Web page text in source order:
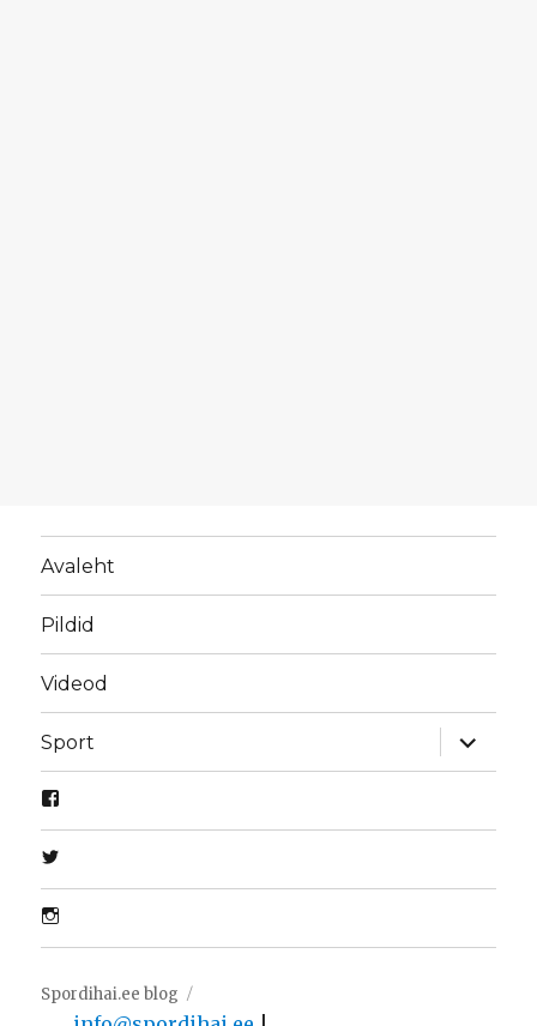
Avaleht
Pildid
Videod
Sport
laienda
Spordihai.ee blog